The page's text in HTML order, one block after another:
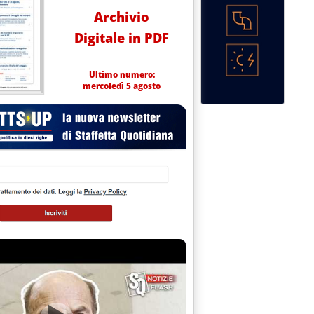
Archivio
Digitale in PDF
Ultimo numero:
mercoledì 5 agosto